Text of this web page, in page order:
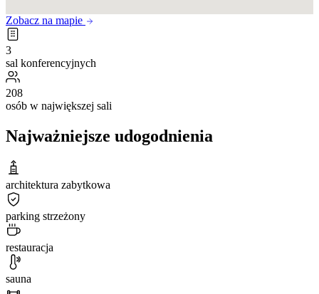
Zobacz na mapie
3
sal konferencyjnych
208
osób w największej sali
Najważniejsze udogodnienia
architektura zabytkowa
parking strzeżony
restauracja
sauna